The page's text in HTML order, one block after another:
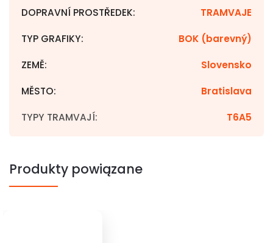
DOPRAVNÍ PROSTŘEDEK: TRAMVAJE
TYP GRAFIKY: BOK (barevný)
ZEMĚ: Slovensko
MĚSTO: Bratislava
TYPY TRAMVAJÍ: T6A5
Produkty powiązane